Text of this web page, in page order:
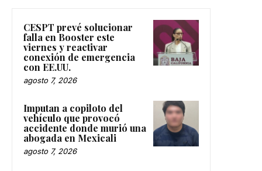
CESPT prevé solucionar
falla en Booster este
viernes y reactivar
conexión de emergencia
con EE.UU.
agosto 7, 2026
Imputan a copiloto del
vehículo que provocó
accidente donde murió una
abogada en Mexicali
agosto 7, 2026